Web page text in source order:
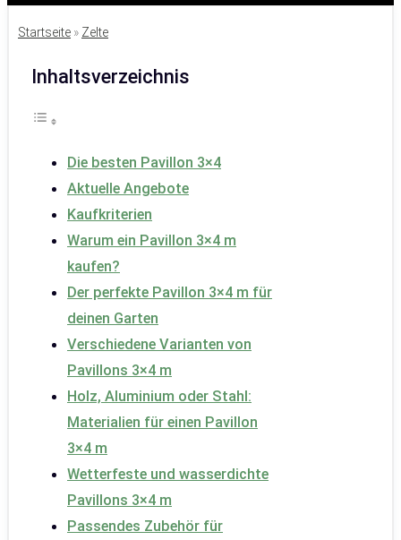
Startseite » Zelte
Inhaltsverzeichnis
Die besten Pavillon 3×4
Aktuelle Angebote
Kaufkriterien
Warum ein Pavillon 3×4 m
kaufen?
Der perfekte Pavillon 3×4 m für
deinen Garten
Verschiedene Varianten von
Pavillons 3×4 m
Holz, Aluminium oder Stahl:
Materialien für einen Pavillon
3×4 m
Wetterfeste und wasserdichte
Pavillons 3×4 m
Passendes Zubehör für